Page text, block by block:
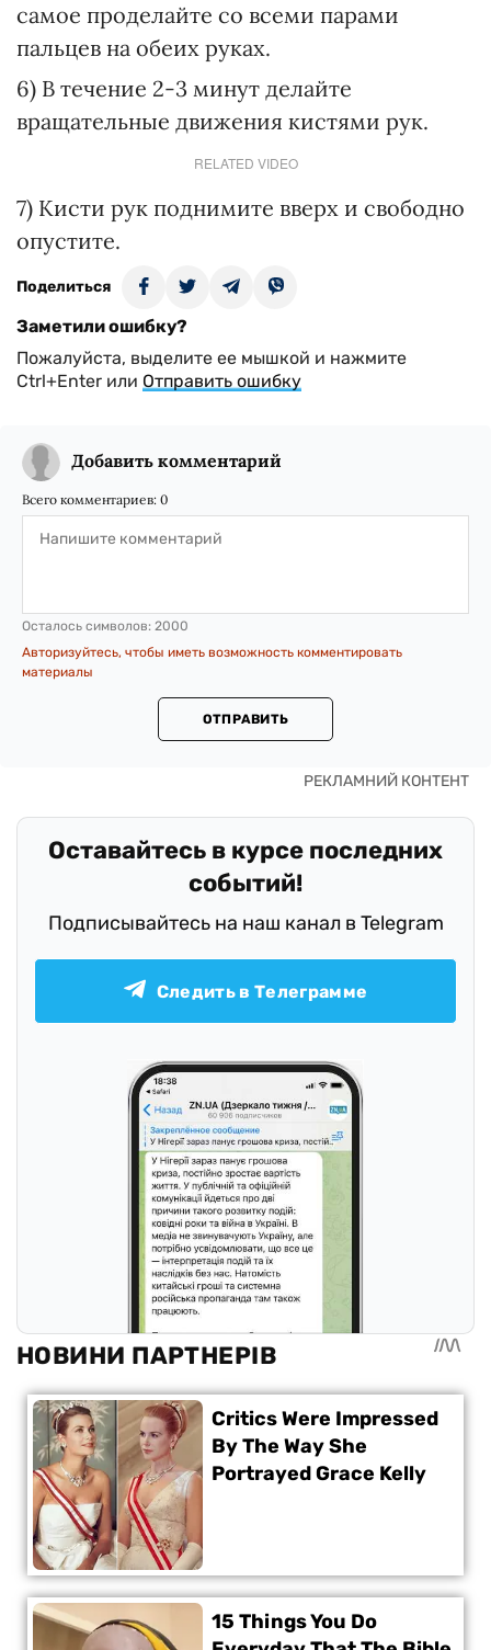
самое проделайте со всеми парами
пальцев на обеих руках.
6) В течение 2-3 минут делайте
вращательные движения кистями рук.
RELATED VIDEO
7) Кисти рук поднимите вверх и свободно
опустите.
Поделиться
Заметили ошибку?
Пожалуйста, выделите ее мышкой и нажмите
Ctrl+Enter или Отправить ошибку
Добавить комментарий
Всего комментариев: 0
Осталось символов: 2000
Авторизуйтесь, чтобы иметь возможность комментировать
материалы
ОТПРАВИТЬ
Оставайтесь в курсе последних
событий!
Подписывайтесь на наш канал в Telegram
Следить в Телеграмме